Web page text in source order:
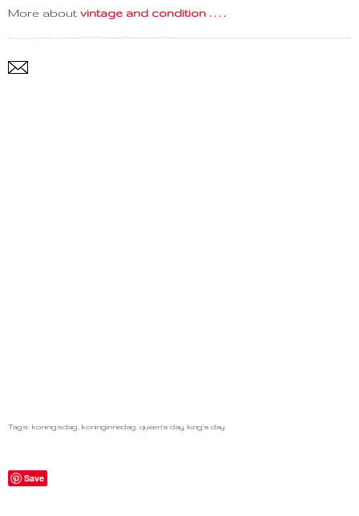
More about vintage and condition . . . .
Tags: koningsdag, koninginnedag, queen's day, king's day
Save